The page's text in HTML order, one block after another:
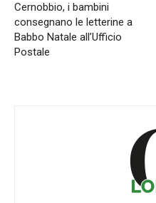
Cernobbio, i bambini
consegnano le letterine a
Babbo Natale all’Ufficio
Postale